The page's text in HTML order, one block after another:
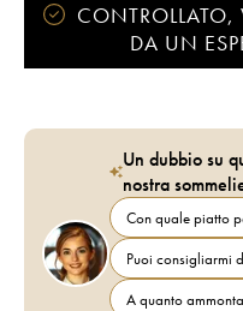
CONTROLLATO,
DA UN
Un dubbio su
nostra
Con quale piatto
Puoi consigliarmi
A quanto